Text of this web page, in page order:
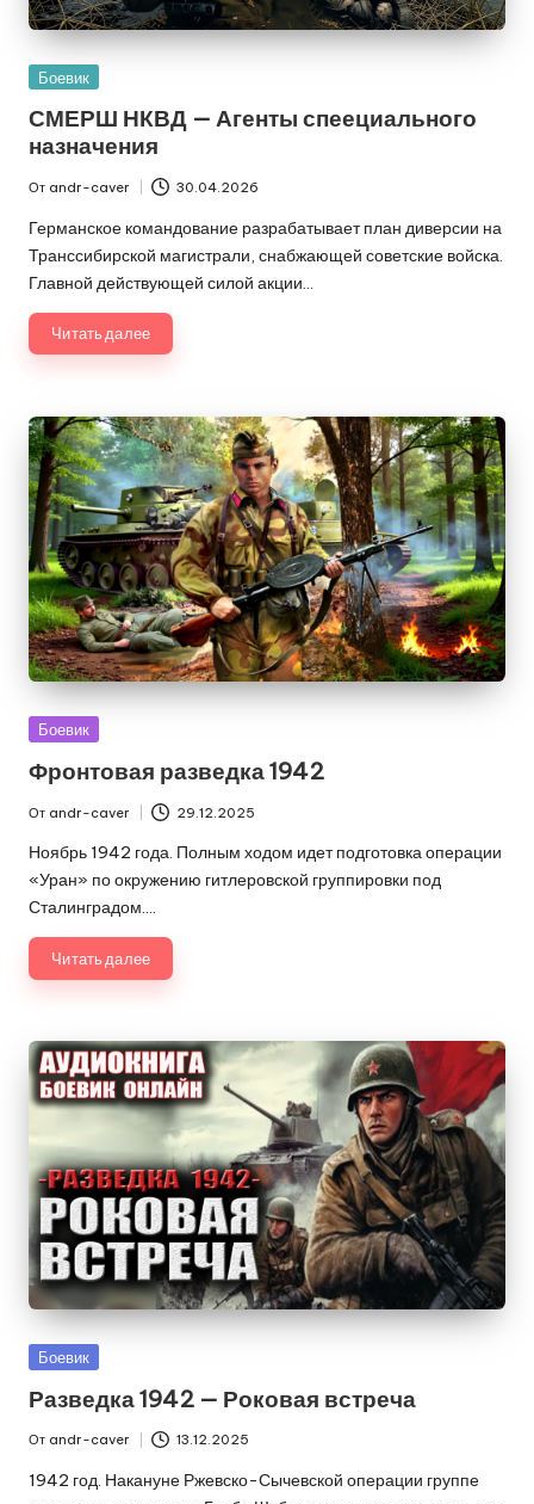
Опубликовано
Боевик
СМЕРШ НКВД — Агенты спеециального
назначения
Запись
от
От andr-caver 30.04.2026
Германское командование разрабатывает план диверсии на
Транссибирской магистрали, снабжающей советские войска.
Главной действующей силой акции…
Читать далее
Опубликовано
Боевик
Фронтовая разведка 1942
Запись
от
От andr-caver 29.12.2025
Ноябрь 1942 года. Полным ходом идет подготовка операции
«Уран» по окружению гитлеровской группировки под
Сталинградом.…
Читать далее
Опубликовано
Боевик
Разведка 1942 — Роковая встреча
от
От andr-caver 13.12.2025
1942 год. Накануне Ржевско-Сычевской операции группе